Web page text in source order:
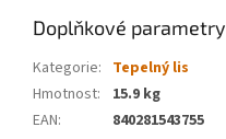
Doplňkové parametry
Kategorie: Tepelný lis
Hmotnost:
15.9 kg
EAN: 840281543755